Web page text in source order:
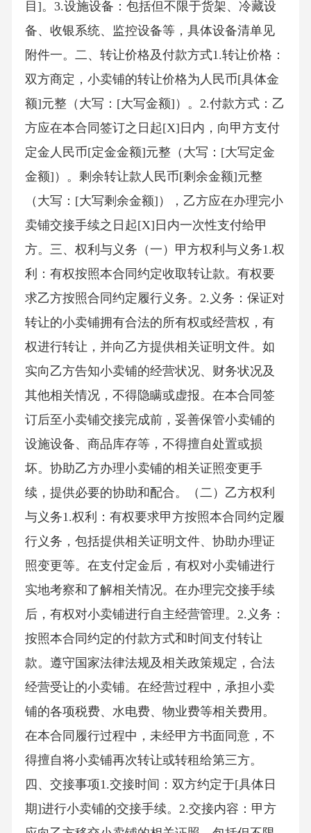
目]。3.设施设备：包括但不限于货架、冷藏设
备、收银系统、监控设备等，具体设备清单见
附件一。二、转让价格及付款方式1.转让价格：
双方商定，小卖铺的转让价格为人民币[具体金
额]元整（大写：[大写金额]）。2.付款方式：乙
方应在本合同签订之日起[X]日内，向甲方支付
定金人民币[定金金额]元整（大写：[大写定金
金额]）。剩余转让款人民币[剩余金额]元整
（大写：[大写剩余金额]），乙方应在办理完小
卖铺交接手续之日起[X]日内一次性支付给甲
方。三、权利与义务（一）甲方权利与义务1.权
利：有权按照本合同约定收取转让款。有权要
求乙方按照合同约定履行义务。2.义务：保证对
转让的小卖铺拥有合法的所有权或经营权，有
权进行转让，并向乙方提供相关证明文件。如
实向乙方告知小卖铺的经营状况、财务状况及
其他相关情况，不得隐瞒或虚报。在本合同签
订后至小卖铺交接完成前，妥善保管小卖铺的
设施设备、商品库存等，不得擅自处置或损
坏。协助乙方办理小卖铺的相关证照变更手
续，提供必要的协助和配合。（二）乙方权利
与义务1.权利：有权要求甲方按照本合同约定履
行义务，包括提供相关证明文件、协助办理证
照变更等。在支付定金后，有权对小卖铺进行
实地考察和了解相关情况。在办理完交接手续
后，有权对小卖铺进行自主经营管理。2.义务：
按照本合同约定的付款方式和时间支付转让
款。遵守国家法律法规及相关政策规定，合法
经营受让的小卖铺。在经营过程中，承担小卖
铺的各项税费、水电费、物业费等相关费用。
在本合同履行过程中，未经甲方书面同意，不
得擅自将小卖铺再次转让或转租给第三方。
四、交接事项1.交接时间：双方约定于[具体日
期]进行小卖铺的交接手续。2.交接内容：甲方